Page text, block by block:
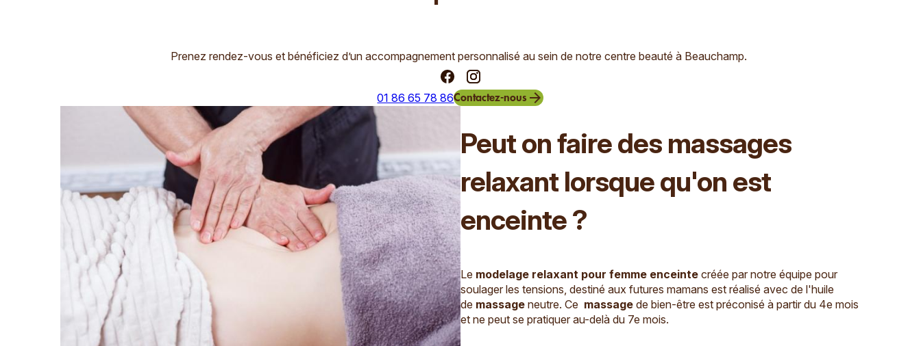
Prenez rendez-vous et bénéficiez d’un accompagnement personnalisé au sein de notre centre beauté à Beauchamp.
01 86 65 78 86Contactez-nous arrow_forward
Peut on faire des massages
relaxant lorsque qu'on est
enceinte ?
Le modelage relaxant pour femme enceinte créée par notre équipe pour
soulager les tensions, destiné aux futures mamans est réalisé avec de l'huile
de massage neutre. Ce massage de bien-être est préconisé à partir du 4e mois
et ne peut se pratiquer au-delà du 7e mois.